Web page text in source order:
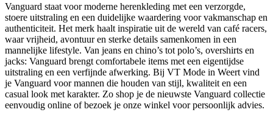
Vanguard staat voor moderne herenkleding met een verzorgde,
stoere uitstraling en een duidelijke waardering voor vakmanschap en
authenticiteit. Het merk haalt inspiratie uit de wereld van café racers,
waar vrijheid, avontuur en sterke details samenkomen in een
mannelijke lifestyle. Van jeans en chino’s tot polo’s, overshirts en
jacks: Vanguard brengt comfortabele items met een eigentijdse
uitstraling en een verfijnde afwerking. Bij VT Mode in Weert vind
je Vanguard voor mannen die houden van stijl, kwaliteit en een
casual look met karakter. Zo shop je de nieuwste Vanguard collectie
eenvoudig online of bezoek je onze winkel voor persoonlijk advies.